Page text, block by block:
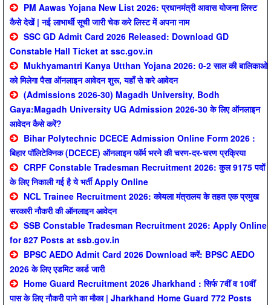
PM Aawas Yojana New List 2026: प्रधानमंत्री आवास योजना लिस्ट
कैसे देखें | नई लाभार्थी सूची जारी चेक करे लिस्ट में अपना नाम
SSC GD Admit Card 2026 Released: Download GD
Constable Hall Ticket at ssc.gov.in
Mukhyamantri Kanya Utthan Yojana 2026: 0-2 साल की बालिकाओ
को मिलेगा पैसा ऑनलाइन आवेदन शुरू, यहाँ से करे आवेदन
(Admissions 2026-30) Magadh University, Bodh
Gaya:Magadh University UG Admission 2026-30 के लिए ऑनलाइन
आवेदन कैसे करें?
Bihar Polytechnic DCECE Admission Online Form 2026 :
बिहार पॉलिटेक्निक (DCECE) ऑनलाइन फॉर्म भरने की चरण-दर-चरण प्रक्रिया
CRPF Constable Tradesman Recruitment 2026: कुल 9175 पदों
के लिए निकाली गई है ये भर्ती Apply Online
NCL Trainee Recruitment 2026: कोयला मंत्रालय के तहत एक प्रमुख
सरकारी नौकरी की ऑनलाइन आवेदन
SSB Constable Tradesman Recruitment 2026: Apply Online
for 827 Posts at ssb.gov.in
BPSC AEDO Admit Card 2026 Download करें: BPSC AEDO
2026 के लिए एडमिट कार्ड जारी
Home Guard Recruitment 2026 Jharkhand : सिर्फ 7वीं व 10वीं
पास के लिए नौकरी पाने का मौका | Jharkhand Home Guard 772 Posts